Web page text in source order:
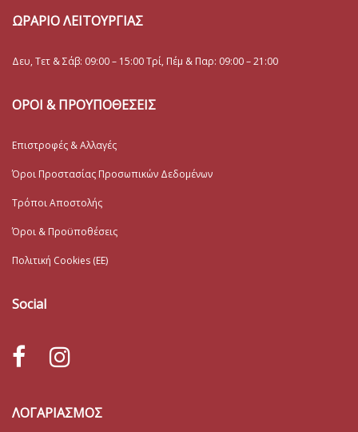
ΩΡΑΡΙΟ ΛΕΙΤΟΥΡΓΙΑΣ
Δευ, Τετ & Σάβ: 09:00 – 15:00 Τρί, Πέμ & Παρ: 09:00 – 21:00
ΟΡΟΙ & ΠΡΟΥΠΟΘΕΣΕΙΣ
Επιστροφές & Αλλαγές
Όροι Προστασίας Προσωπικών Δεδομένων
Τρόποι Αποστολής
Όροι & Προϋποθέσεις
Πολιτική Cookies (ΕΕ)
Social
ΛΟΓΑΡΙΑΣΜΟΣ